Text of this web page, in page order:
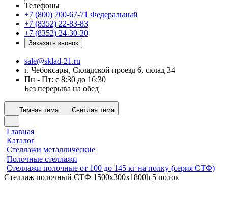
Телефоны
+7 (800) 700-67-71 Федеральный
+7 (8352) 22-83-83
+7 (8352) 24-30-30
Заказать звонок
sale@sklad-21.ru
г. Чебоксары, Складской проезд 6, склад 34
Пн - Пт: с 8:30 до 16:30
Без перерыва на обед
Темная тема Светлая тема
Главная
Каталог
Стеллажи металлические
Полочные стеллажи
Стеллажи полочные от 100 до 145 кг на полку (серия СТФ)
Стеллаж полочный СТФ 1500х300x1800h 5 полок